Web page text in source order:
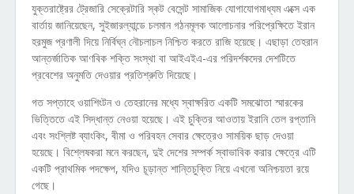
যুক্তরাষ্ট্রের ট্রেজারি সেক্রেটারি স্কট বেসেন্ট সামাজিক যোগাযোগমাধ্যম এক্সে এক
বার্তায় জানিয়েছেন, সুইজারল্যান্ডে চলমান গঠনমূলক আলোচনার পরিপ্রেক্ষিতে ইরান
হরমুজ প্রণালী দিয়ে নির্বিঘ্ন নৌচলাচল নিশ্চিত করতে রাজি হয়েছে। এছাড়া তেহরান
আন্তর্জাতিক আণবিক শক্তি সংস্থা বা আইএইএ-এর পরিদর্শকদের দেশটিতে
প্রবেশের অনুমতি দেওয়ার প্রতিশ্রুতি দিয়েছে।
গত সপ্তাহে ওয়াশিংটন ও তেহরানের মধ্যে স্বাক্ষরিত একটি সমঝোতা স্মারকের
ভিত্তিতে এই সিদ্ধান্ত নেওয়া হয়েছে। এই চুক্তির আওতায় ইরানি তেল রপ্তানি
এবং সংশ্লিষ্ট ব্যাংকিং, বীমা ও পরিবহন সেবার ক্ষেত্রেও সাময়িক ছাড় দেওয়া
হয়েছে। বিশ্লেষকরা মনে করছেন, দুই দেশের সম্পর্ক স্বাভাবিক করার ক্ষেত্রে এটি
একটি প্রাথমিক পদক্ষেপ, যদিও চূড়ান্ত শান্তিচুক্তি নিয়ে এখনো অনিশ্চয়তা রয়ে
গেছে।